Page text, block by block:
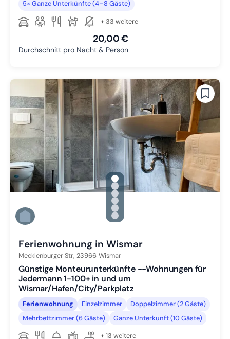
5× Ganze Unterkünfte (4–8 Gäste)
+ 33 weitere
20,00 €
Durchschnitt pro Nacht & Person
gallery.slide_selector
Zu Slide 1 wechseln
Zu Slide 2 wechseln
Zu Slide 3 wechseln
Zu Slide 4 wechseln
Zu Slide 5 wechseln
Zu Slide 6 wechseln
Ferienwohnung in Wismar
Mecklenburger Str, 23966 Wismar
Günstige Monteurunterkünfte --Wohnungen für
Jedermann 1-100+ in und um
Wismar/Hafen/City/Parkplatz
Ferienwohnung Einzelzimmer
Doppelzimmer (2 Gäste)
Mehrbettzimmer (6 Gäste)
Ganze Unterkunft (10 Gäste)
+ 13 weitere